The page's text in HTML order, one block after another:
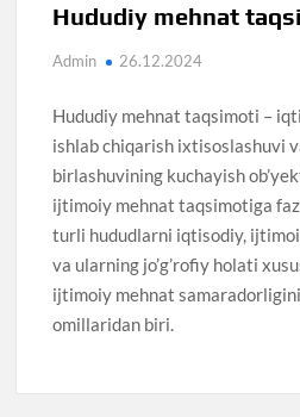
Hududiy mehnat
Admin 26.12.2024
Hududiy mehnat taqsimoti –
ishlab chiqarish ixtisoslashuvi
birlashuvining kuchayish
ijtimoiy mehnat taqsimotiga
turli hududlarni iqtisodiy,
va ularning jo’g’rofiy holati
ijtimoiy mehnat
omillaridan biri.